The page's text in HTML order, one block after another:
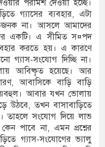
পরামর্শ দেওয়া হচ্ছে।
গ্যাসের ব্যবহার, এটা
না। আসলে আমাদের
একটি। এ সীমিত স¤পদ
করতে হয়। এ কারণে
গ্যাস-সংযোগ দিচ্ছি না।
আবিষ্কৃত হয়েছে। আর
আবাসিকে বাড়ি বাড়ি
আবার যখন ভোলায়
উঠবে, তখন বাসাবাড়িতে
তাহলে সংযোগ দিয়ে লাভ
পাবে না, এমন প্রশ্নের
গ্যাস-সংযোগের ভ্যালু